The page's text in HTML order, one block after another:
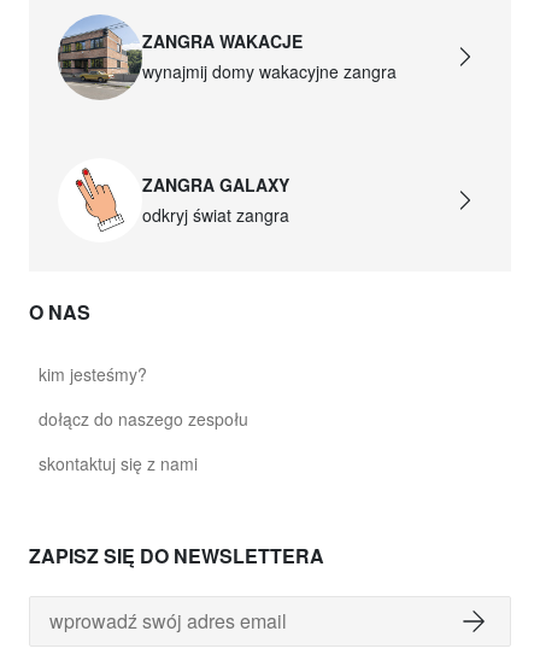
ZANGRA WAKACJE
wynajmij domy wakacyjne zangra
ZANGRA GALAXY
odkryj świat zangra
O NAS
kim jesteśmy?
dołącz do naszego zespołu
skontaktuj się z nami
ZAPISZ SIĘ DO NEWSLETTERA